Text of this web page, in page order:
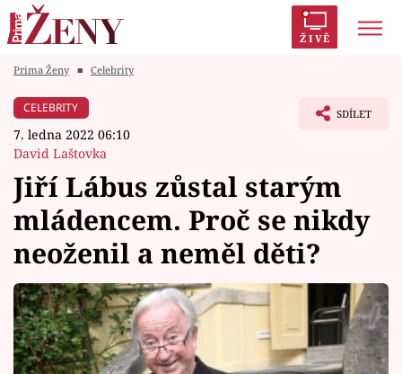
ŽIVĚ
Módní alarm
Témata
Celebrity
Vztahy
Seriály
Prima Ženy ■ Celebrity
CELEBRITY
7. ledna 2022 06:10
David Laštovka
SDÍLET
Jiří Lábus zůstal starým
mládencem. Proč se nikdy
neoženil a neměl děti?